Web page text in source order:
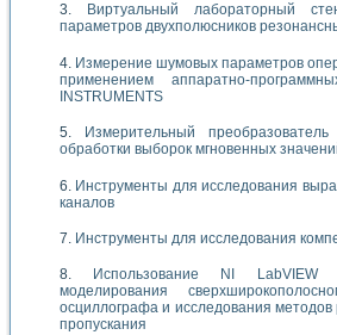
Виртуальный лабораторный
параметров двухполюсников
Измерение шумовых параметров
применением аппаратно-
INSTRUMENTS
Измерительный
обработки выборок мгновенных
Инструменты для исследования
каналов
Инструменты для исследования
Использование NI LabVIEW
моделирования
осциллографа и исследования
пропускания